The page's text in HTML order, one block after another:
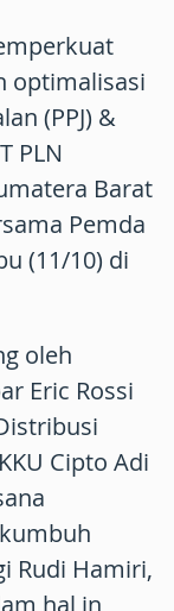
optimalisasi
(PPJ) &
PLN
Barat
Pemda
(11/10) di
oleh
Eric Rossi
Cipto Adi
Rudi Hamiri,